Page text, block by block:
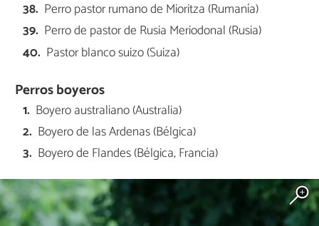
Perro pastor rumano de Mioritza (Rumanía)
Perro de pastor de Rusia Meriodonal (Rusia)
Pastor blanco suizo (Suiza)
Perros boyeros
Boyero australiano (Australia)
Boyero de las Ardenas (Bélgica)
Boyero de Flandes (Bélgica, Francia)